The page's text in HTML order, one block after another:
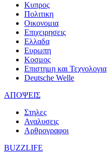
Κυπρος
Πολιτικη
Οικονομια
Επιχειρησεις
Ελλαδα
Ευρωπη
Κοσμος
Επιστημη και Τεχνολογια
Deutsche Welle
ΑΠΟΨΕΙΣ
Στηλες
Αναλυσεις
Αρθρογραφοι
BUZZLIFE